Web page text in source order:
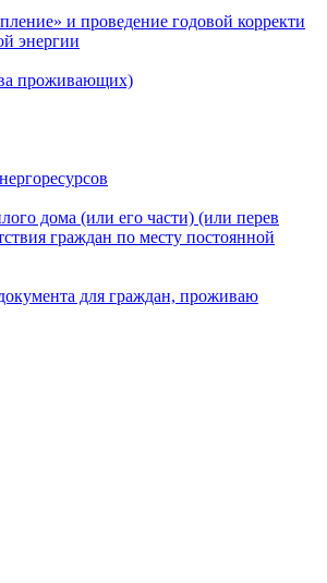
и проведение годовой корректи
энергии
проживающих)
дома (или его части) (или перев
граждан по месту постоянной
для граждан, проживаю